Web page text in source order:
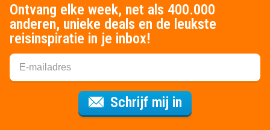
Ontvang elke week, net als 400.000
anderen, unieke deals en de leukste
reisinspiratie in je inbox!
Schrijf mij in